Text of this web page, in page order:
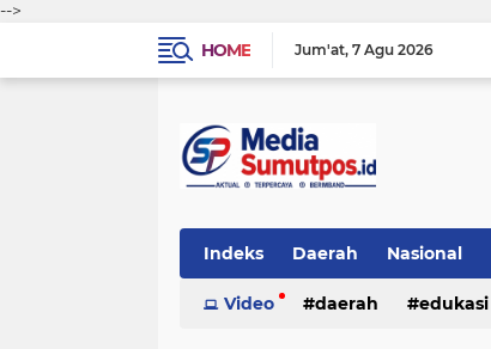
-->
HOME
Jum'at 7 Agu 2026
Indeks Daerah Nasional
Video daerah edukasi